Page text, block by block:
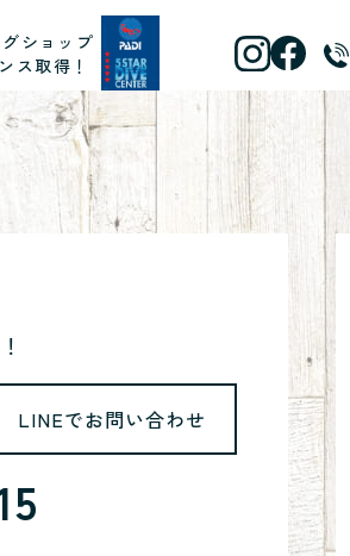
ショップ
ス取得！
LINEでお問い合わせ